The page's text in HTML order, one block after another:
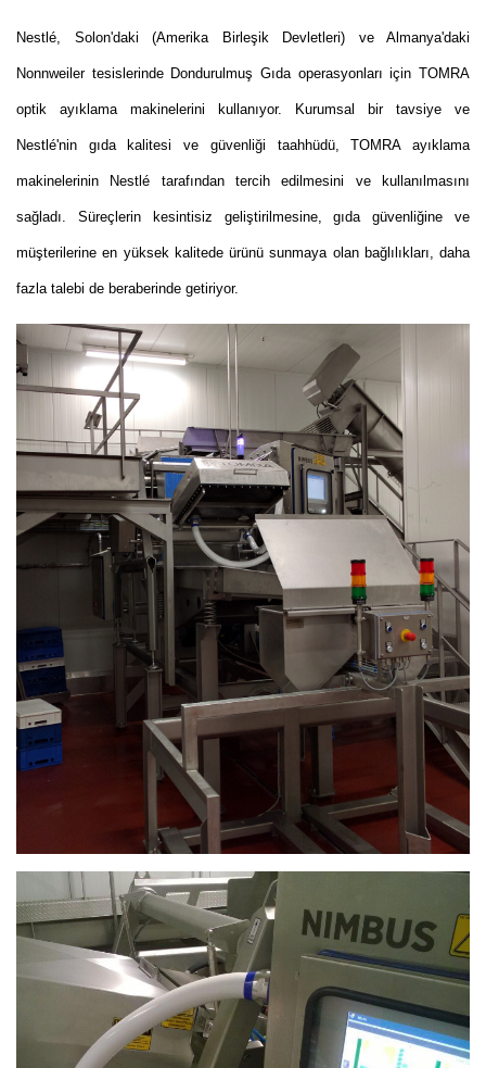
Nestlé, Solon'daki (Amerika Birleşik Devletleri) ve Almanya'daki
Nonnweiler tesislerinde Dondurulmuş Gıda operasyonları için TOMRA
optik ayıklama makinelerini kullanıyor. Kurumsal bir tavsiye ve
Nestlé'nin gıda kalitesi ve güvenliği taahhüdü, TOMRA ayıklama
makinelerinin Nestlé tarafından tercih edilmesini ve kullanılmasını
sağladı. Süreçlerin kesintisiz geliştirilmesine, gıda güvenliğine ve
müşterilerine en yüksek kalitede ürünü sunmaya olan bağlılıkları, daha
fazla talebi de beraberinde getiriyor.